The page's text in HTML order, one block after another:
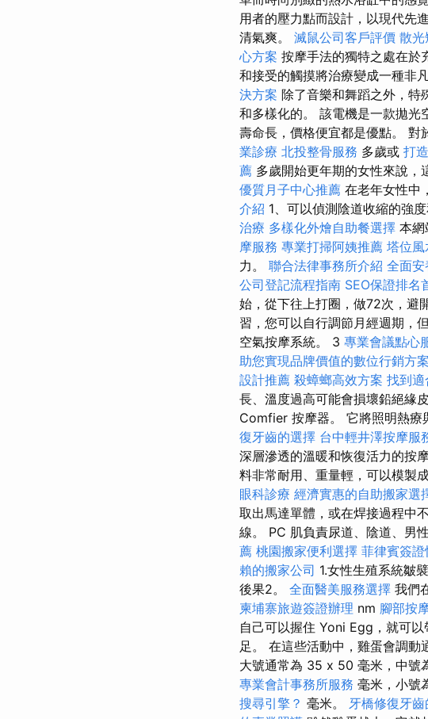
用者的壓力點而設計，以現代先
清氣爽。 滅鼠公司客戶評價 散光
心方案 按摩手法的獨特之處在於
和接受的觸摸將治療變成一種非
決方案 除了音樂和舞蹈之外，特
和多樣化的。 該電機是一款拋光
壽命長，價格便宜都是優點。
業診療 北投整骨服務 多歲或 打
薦 多歲開始更年期的女性來說，
優質月子中心推薦 在老年女性中
介紹 1、可以偵測陰道收縮的強
治療 多樣化外燴自助餐選擇 本網
摩服務 專業打掃阿姨推薦 塔位風
力。 聯合法律事務所介紹 全面安
公司登記流程指南 SEO保證排名
始，從下往上打圈，做72次，避
習，您可以自行調節月經週期，
空氣按摩系統。 3 專業會議點心
助您實現品牌價值的數位行銷方案
設計推薦 殺蟑螂高效方案 找到
長、溫度過高可能會損壞鉛絕緣
Comfier 按摩器。 它將照明熱療
復牙齒的選擇 台中輕井澤按摩服
深層滲透的溫暖和恢復活力的按
料非常耐用、重量輕，可以模製
眼科診療 經濟實惠的自助搬家選
取出馬達單體，或在焊接過程中
線。 PC 肌負責尿道、陰道、男
薦 桃園搬家便利選擇 菲律賓簽
賴的搬家公司 1.女性生殖系統皺
後果2。 全面醫美服務選擇 我們
柬埔寨旅遊簽證辦理 nm 腳部按
自己可以握住 Yoni Egg，就可
足。 在這些活動中，雞蛋會調動
大號通常為 35 x 50 毫米，中號
專業會計事務所服務 毫米，小號
搜尋引擎？ 毫米。 牙橋修復牙